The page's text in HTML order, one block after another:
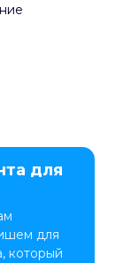
для
для
который